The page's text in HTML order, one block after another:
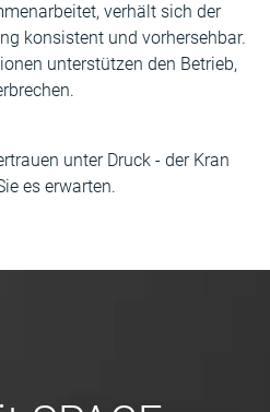
verhält sich der
konsistent und vorhersehbar.
unterstützen den Betrieb,
unter Druck - der Kran
es erwarten.